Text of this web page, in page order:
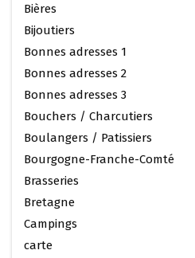
Bières
Bijoutiers
Bonnes adresses 1
Bonnes adresses 2
Bonnes adresses 3
Bouchers / Charcutiers
Boulangers / Patissiers
Bourgogne-Franche-Comté
Brasseries
Bretagne
Campings
carte